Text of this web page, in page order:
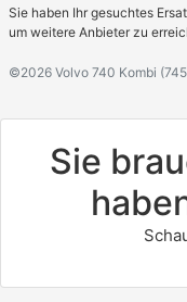
Sie haben Ihr gesuchtes
um weitere Anbieter zu
©2026 Volvo 740 Kombi
Sie